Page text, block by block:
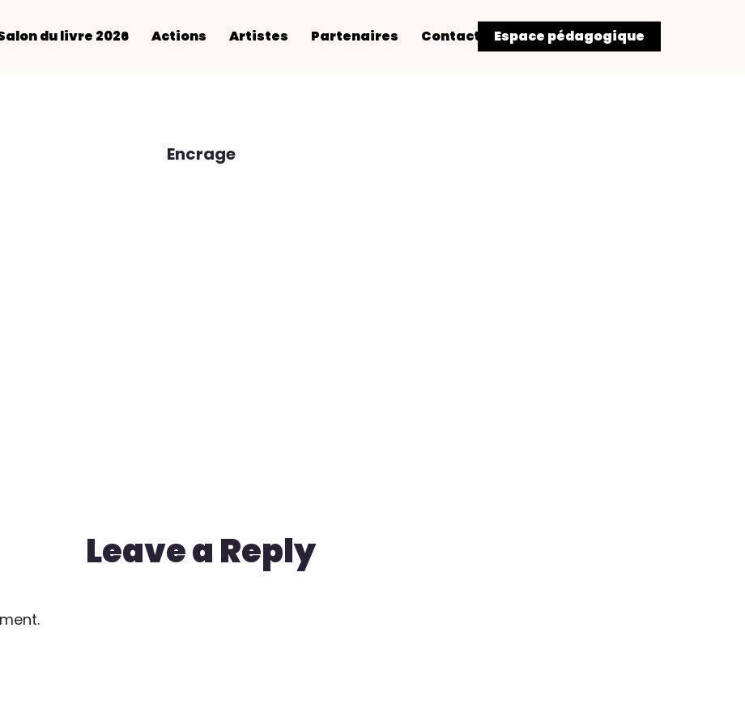
du livre 2026 Actions Artistes Partenaires Contact Espace pédagogique
Encrage
Leave a Reply